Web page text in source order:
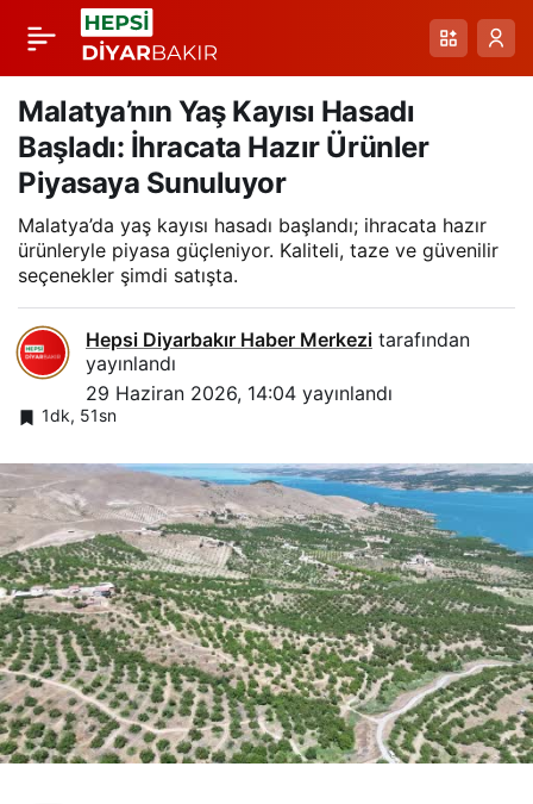
Malatya’nın Yaş Kayısı Hasadı
Başladı: İhracata Hazır Ürünler
Piyasaya Sunuluyor
Malatya’da yaş kayısı hasadı başlandı; ihracata hazır
ürünleryle piyasa güçleniyor. Kaliteli, taze ve güvenilir
seçenekler şimdi satışta.
Hepsi Diyarbakır Haber Merkezi tarafından
yayınlandı
29 Haziran 2026, 14:04 yayınlandı
1dk, 51sn
Gercüş’te Aşılama
Sezonu Başladı:
Sabahın
Serinliklerinde
Yükselen Verim
Umudu
Paylaş